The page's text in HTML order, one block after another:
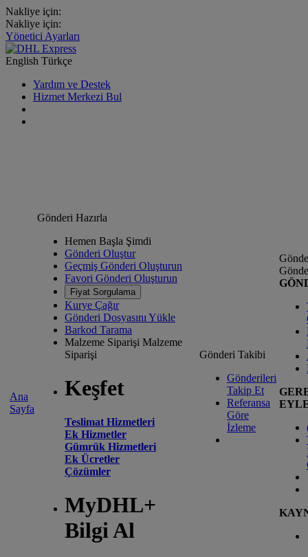
Nakliye için:
Nakliye için:
Yönetici Ayarları
English Türkçe
Yardım ve Destek
Hizmet Merkezi Bul
Ana
Sayfa
Gönderi Hazırla
Hemen Başla Şimdi
Gönderi Oluştur
Geçmiş Gönderi Oluşturun
Favori Gönderi Oluşturun
Fiyat Sorgulama
Kurye Çağır
Gönderi Dosyasını Yükle
Barkod Tarama
Malzeme Siparişi Malzeme
Siparişi
Keşfet
Teslimat Hizmetleri
Ek Hizmetler
Gümrük Hizmetleri
Ek Ücretler
Çözümler
MyDHL+
Bilgi Al
Gönderi Takibi
Gönderileri
Takip Et
Referansa
Göre
İzleme